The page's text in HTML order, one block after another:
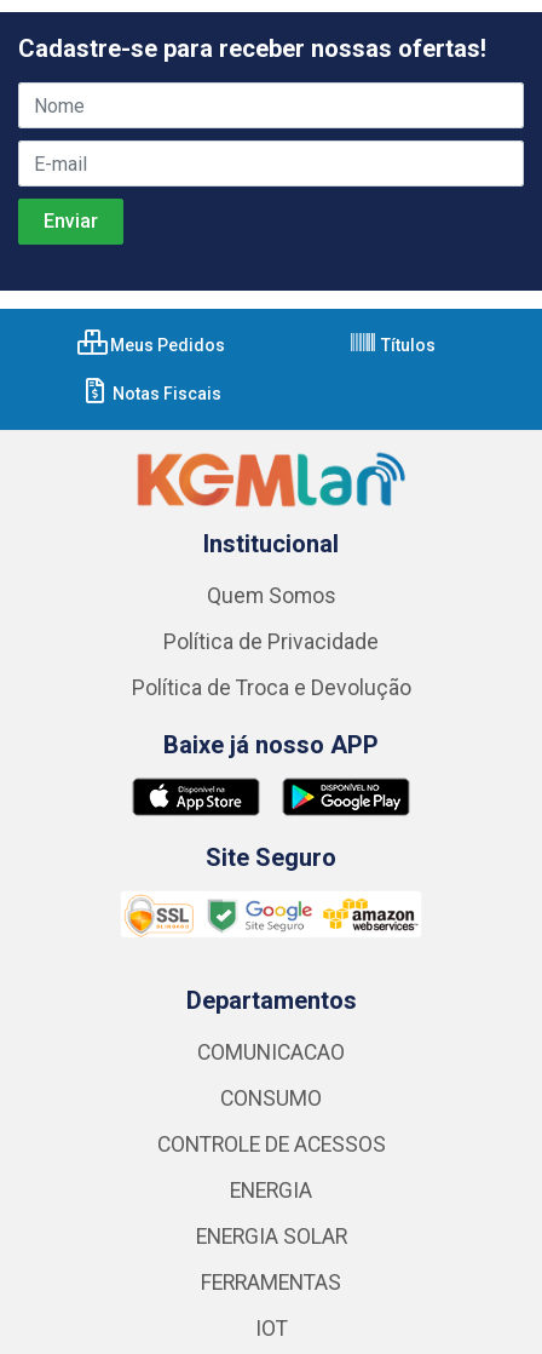
Cadastre-se para receber nossas ofertas!
Meus Pedidos Títulos
Notas Fiscais
Institucional
Quem Somos
Política de Privacidade
Política de Troca e Devolução
Baixe já nosso APP
Site Seguro
Departamentos
COMUNICACAO
CONSUMO
CONTROLE DE ACESSOS
ENERGIA
ENERGIA SOLAR
FERRAMENTAS
IOT